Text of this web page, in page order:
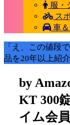
服・
ス
車
「え、この値段
品を20年以上紹
by
KT 300
イム会